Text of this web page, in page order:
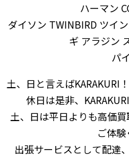
ハーマン
ダイソン TWINBIRD ツイ
ギ アラジン
パ
土、日と言えばKARAKURI
休日は是非、
土、日は平日よりも高価
ご体験
出張サービスとして配達